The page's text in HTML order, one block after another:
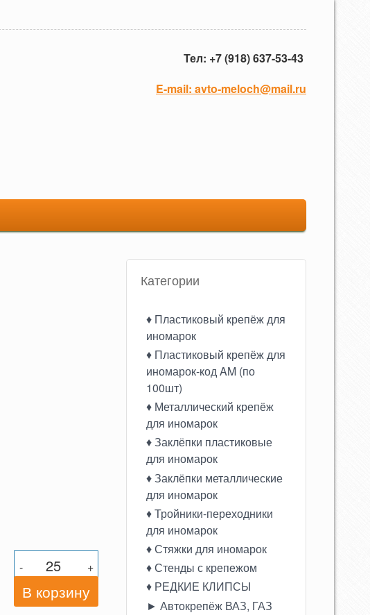
Тел: +7 (918) 637-53-43
E-mail: avto-meloch@mail.ru
- +
Категории
♦ Пластиковый крепёж для
иномарок
♦ Пластиковый крепёж для
иномарок-код AM (по
100шт)
♦ Металлический крепёж
для иномарок
♦ Заклёпки пластиковые
для иномарок
♦ Заклёпки металлические
для иномарок
♦ Тройники-переходники
для иномарок
♦ Стяжки для иномарок
♦ Стенды с крепежом
♦ РЕДКИЕ КЛИПСЫ
► Автокрепёж ВАЗ, ГАЗ